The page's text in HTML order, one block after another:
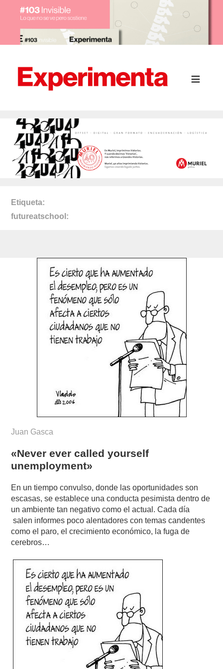
Etiqueta
futureatschool
Juan Gasca
«Never ever called yourself
unemployment»
En un tiempo convulso, donde las oportunidades son
escasas, se establece una conducta pesimista dentro de
un ambiente tan negativo como el actual. Cada día
salen informes poco alentadores con temas candentes
como el paro, el crecimiento económico, la fuga de
cerebros…